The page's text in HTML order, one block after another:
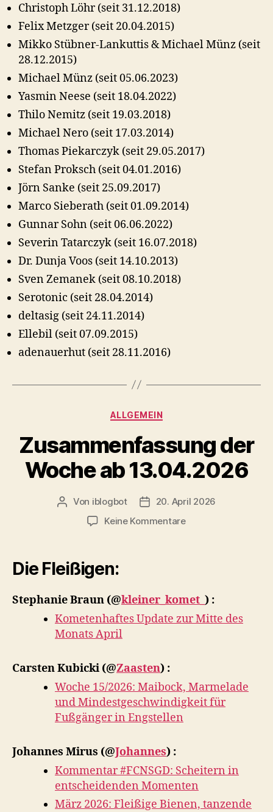
Christoph Löhr (seit 31.12.2018)
Felix Metzger (seit 20.04.2015)
Mikko Stübner-Lankuttis & Michael Münz (seit
28.12.2015)
Michael Münz (seit 05.06.2023)
Yasmin Neese (seit 18.04.2022)
Thilo Nemitz (seit 19.03.2018)
Michael Nero (seit 17.03.2014)
Thomas Piekarczyk (seit 29.05.2017)
Stefan Proksch (seit 04.01.2016)
Jörn Sanke (seit 25.09.2017)
Marco Sieberath (seit 01.09.2014)
Gunnar Sohn (seit 06.06.2022)
Severin Tatarczyk (seit 16.07.2018)
Dr. Dunja Voos (seit 14.10.2013)
Sven Zemanek (seit 08.10.2018)
Serotonic (seit 28.04.2014)
deltasig (seit 24.11.2014)
Ellebil (seit 07.09.2015)
adenauerhut (seit 28.11.2016)
Kategorien
ALLGEMEIN
Zusammenfassung der
Woche ab 13.04.2026
Beitragsautor
Von iblogbot Veröffentlichungsdatum
20. April 2026
Keine Kommentarezu
Die Fleißigen:
Stephanie Braun (@kleiner_komet_ ) :
Kometenhaftes Update zur Mitte des
Monats April
Carsten Kubicki (@Zaasten) :
Woche 15/2026: Maibock, Marmelade
und Mindestgeschwindigkeit für
Fußgänger in Engstellen
Johannes Mirus (@Johannes) :
Kommentar #FCNSGD: Scheitern in
entscheidenden Momenten
März 2026: Fleißige Bienen, tanzende